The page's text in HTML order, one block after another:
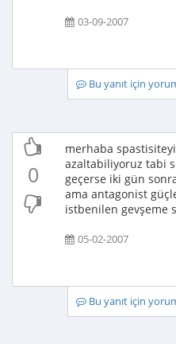
03-09-2007
Bu yanıt için
0
merhaba
azaltabiliyoruz tabi
geçerse iki gün
ama antagonist
istbenilen gevşeme
05-02-2007
Bu yanıt için